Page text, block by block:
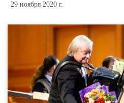
29 ноября 2020 г.